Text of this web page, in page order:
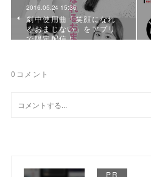
2016.05.24 15:36
劇中使用曲「笑顔になれ
るおまじない」をアプリ
で限定配信！
0 コメント
PR